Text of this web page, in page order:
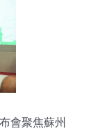
會聚焦蘇州